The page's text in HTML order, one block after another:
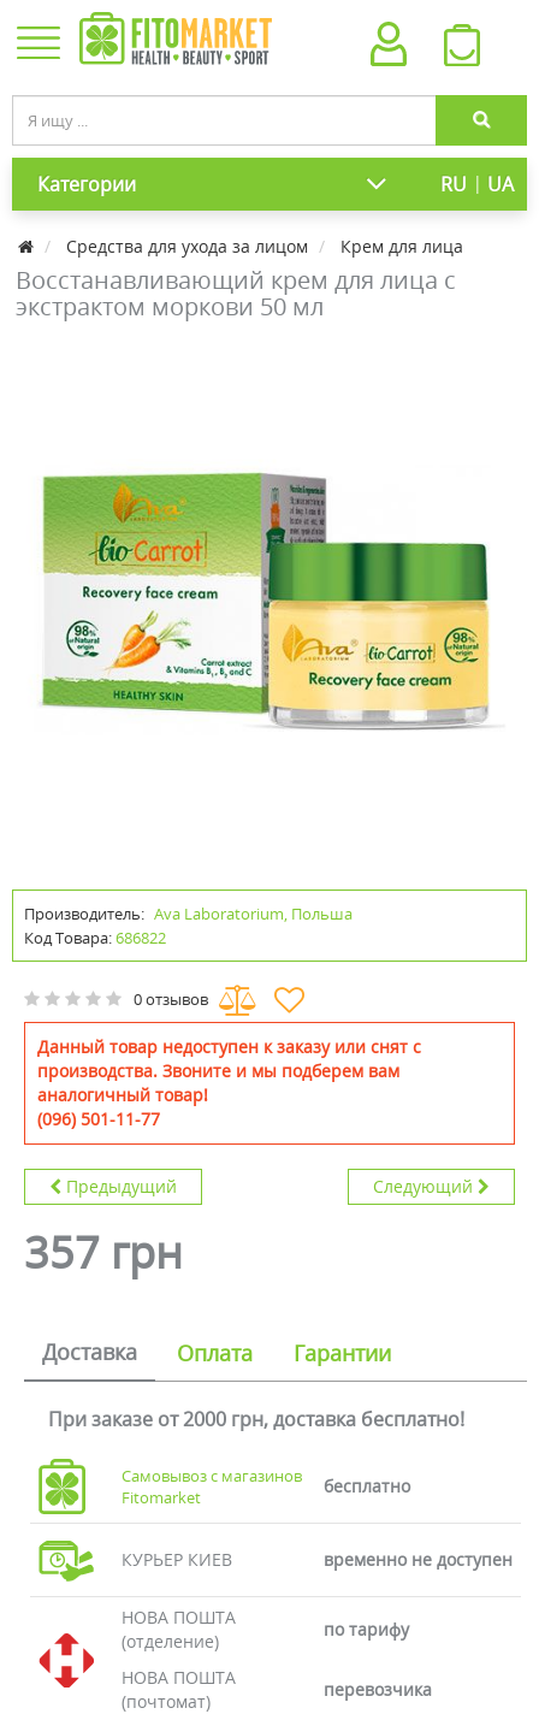
Категории RU | UA
Средства для ухода за лицом Крем для лица
Восстанавливающий крем для лица с
экстрактом моркови 50 мл
Производитель: Ava Laboratorium, Польша
Код Товара:686822
0 отзывов
Данный товар недоступен к заказу или снят с
производства. Звоните и мы подберем вам
аналогичный товар!
(096) 501-11-77
Предыдущий Следующий
357 грн
Доставка Оплата Гарантии
При заказе от 2000 грн, доставка бесплатно!
Самовывоз с магазинов
Fitomarket
бесплатно
КУРЬЕР КИЕВ временно не доступен
НОВА ПОШТА
(отделение)
по тарифу
НОВА ПОШТА
(почтомат)
перевозчика